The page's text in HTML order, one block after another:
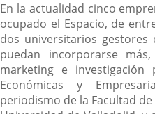
En la actualidad cinco
ocupado el Espacio, de
dos universitarios gestores
puedan incorporarse
marketing e
Económicas y
periodismo de la Facultad